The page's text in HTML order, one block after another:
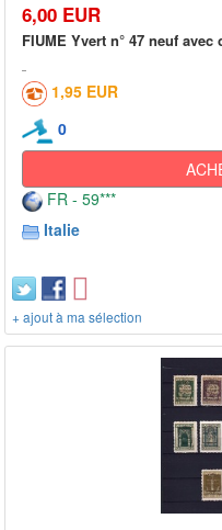
6,00 EUR
FIUME Yvert n° 47 neuf avec
1,95 EUR
0
FR - 59***
Italie
+ ajout à ma sélection